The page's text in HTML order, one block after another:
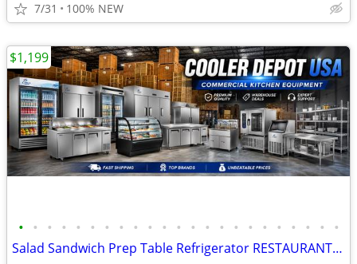
7/31 100% NEW
• • • • • • • • • • • • • • • • • • • • • • •
Salad Sandwich Prep Table Refrigerator RESTAURANT EQUIPMENT
$1,199